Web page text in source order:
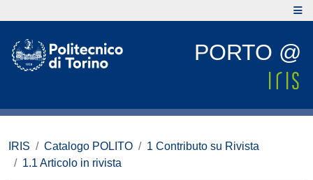
PORTO @
IRIS Catalogo POLITO
1 Contributo su Rivista
1.1 Articolo in rivista